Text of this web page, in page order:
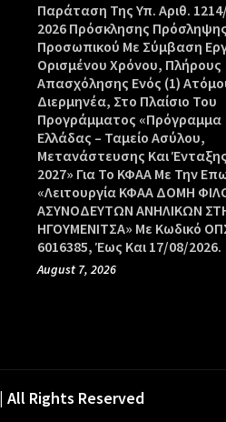
Παράταση Της Υπ. Αριθ.
2026 Πρόσκλησης Πρόσληψης
Προσωπικού Με Σύμβαση
Ορισμένου Χρόνου, Πλήρους
Απασχόλησης Ενός (1)
Διερμηνέα, Στο Πλαίσιο Του
Προγράμματος «Πρόγραμμα
Ελλάδας – Ταμείο Ασύλου,
Μετανάστευσης Και
2027» Για Το ΚΦΑΑ Με Την
«Λειτουργία ΚΦΑΑ ΔΟΜΗ
ΑΣΥΝΟΔΕΥΤΩΝ ΑΝΗΛΙΚΩΝ
ΗΓΟΥΜΕΝΙΤΣΑ» Με Κωδικό
6016385, Έως Και 17/08/2026.
August 7, 2026
All Rights Reserved